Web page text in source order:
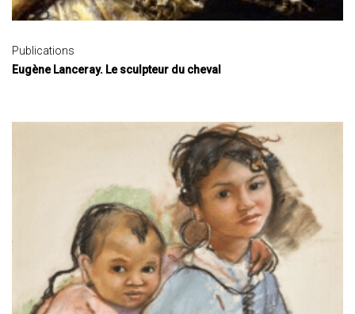
Publications
Eugène Lanceray. Le sculpteur du cheval